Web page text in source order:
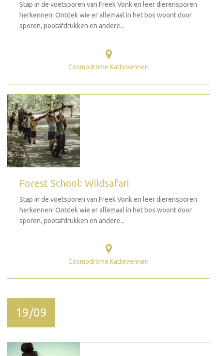
Stap in de voetsporen van Freek Vonk en leer dierensporen
herkennen! Ontdek wie er allemaal in het bos woont door
sporen, pootafdrukken en andere...
Cosmodrome Kattevennen
Forest School: Wildsafari
Stap in de voetsporen van Freek Vonk en leer dierensporen
herkennen! Ontdek wie er allemaal in het bos woont door
sporen, pootafdrukken en andere...
Cosmodrome Kattevennen
19/09